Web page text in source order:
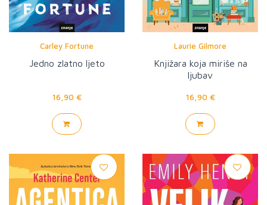
Carley Fortune
Jedno zlatno ljeto
16,90 €
Laurie Gilmore
Knjižara koja miriše na
ljubav
16,90 €